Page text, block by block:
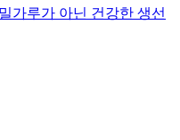
가루가 아닌 건강한 생선